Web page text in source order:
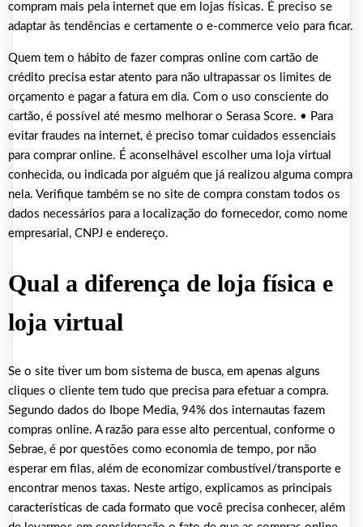
compram mais pela internet que em lojas físicas. É preciso se
adaptar às tendências e certamente o e-commerce veio para ficar.
Quem tem o hábito de fazer compras online com cartão de
crédito precisa estar atento para não ultrapassar os limites de
orçamento e pagar a fatura em dia. Com o uso consciente do
cartão, é possível até mesmo melhorar o Serasa Score. • Para
evitar fraudes na internet, é preciso tomar cuidados essenciais
para comprar online. É aconselhável escolher uma loja virtual
conhecida, ou indicada por alguém que já realizou alguma compra
nela. Verifique também se no site de compra constam todos os
dados necessários para a localização do fornecedor, como nome
empresarial, CNPJ e endereço.
Qual a diferença de loja física e
loja virtual
Se o site tiver um bom sistema de busca, em apenas alguns
cliques o cliente tem tudo que precisa para efetuar a compra.
Segundo dados do Ibope Media, 94% dos internautas fazem
compras online. A razão para esse alto percentual, conforme o
Sebrae, é por questões como economia de tempo, por não
esperar em filas, além de economizar combustível/transporte e
encontrar menos taxas. Neste artigo, explicamos as principais
características de cada formato que você precisa conhecer, além